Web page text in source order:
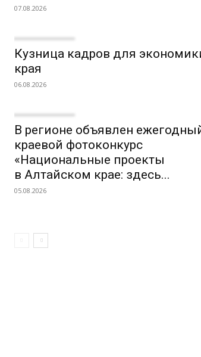
07.08.2026
Кузница кадров для
края
06.08.2026
В регионе объявлен
краевой фотоконкурс
«Национальные проекты
в Алтайском крае: здесь...
05.08.2026